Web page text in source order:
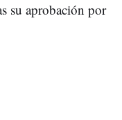
su aprobación por